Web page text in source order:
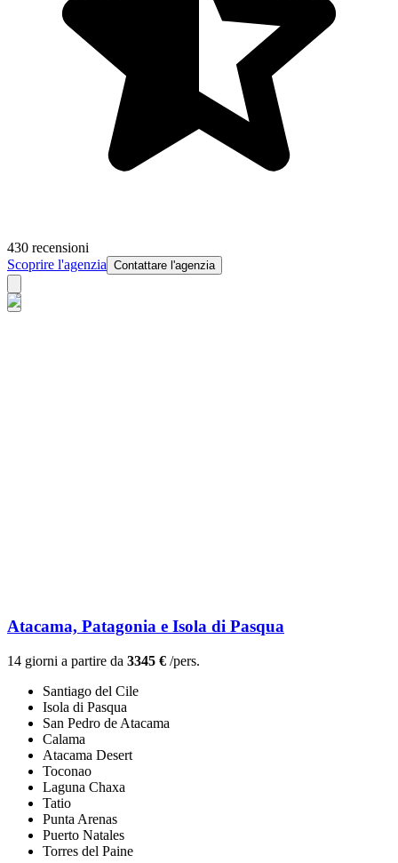
430 recensioni
Scoprire l'agenzia Contattare l'agenzia
Atacama, Patagonia e Isola di Pasqua
14 giorni a partire da 3345 € /pers.
Santiago del Cile
Isola di Pasqua
San Pedro de Atacama
Calama
Atacama Desert
Toconao
Laguna Chaxa
Tatio
Punta Arenas
Puerto Natales
Torres del Paine